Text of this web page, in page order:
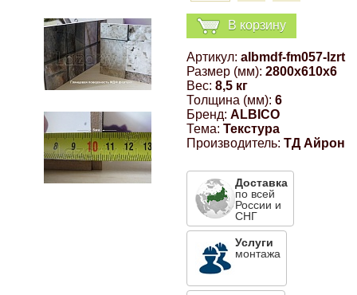
В корзину
Артикул: albmdf-fm057-lzrt
Размер (мм): 2800x610x6
Вес: 8,5 кг
Толщина (мм): 6
Бренд: ALBICO
Тема: Текстура
Производитель: ТД Айрон
Доставка
по всей
России и
СНГ
Услуги
монтажа
Компрессионные фитинги Poliext
Honda
Hyundai
Infinity
Флуоресцентные краски
Шпатлевки, штукатурки
Эмали универсальные акриловые
Грунтовки, защитные лаки
Магнитные панели на холодильник